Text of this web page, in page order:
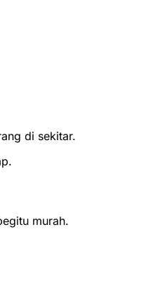
di sekitar.
murah.